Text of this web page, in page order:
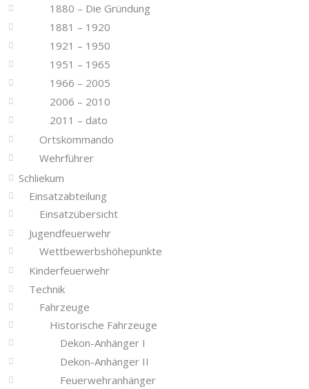
1880 – Die Gründung
1881 – 1920
1921 – 1950
1951 – 1965
1966 – 2005
2006 – 2010
2011 – dato
Ortskommando
Wehrführer
Schliekum
Einsatzabteilung
Einsatzübersicht
Jugendfeuerwehr
Wettbewerbshöhepunkte
Kinderfeuerwehr
Technik
Fahrzeuge
Historische Fahrzeuge
Dekon-Anhänger I
Dekon-Anhänger II
Feuerwehranhänger